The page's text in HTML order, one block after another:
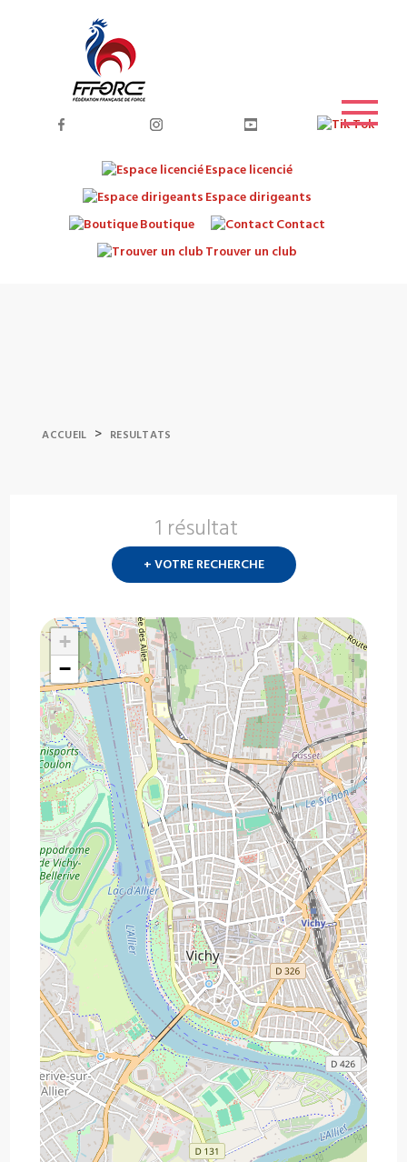
Espace licencié
Espace dirigeants
Boutique
Contact
Trouver un club
ACCUEIL > RESULTATS
1 résultat
+ VOTRE RECHERCHE
+
−